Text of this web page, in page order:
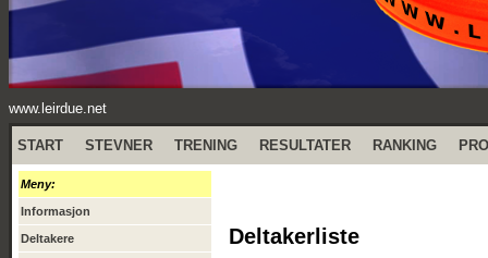
www.leirdue.net
START STEVNER TRENING RESULTATER RANKING
Meny:
Informasjon
Deltakere Deltakerliste